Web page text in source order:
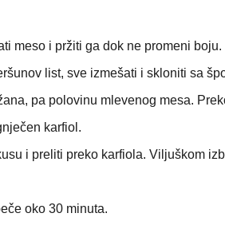
meso i pržiti ga dok ne promeni
list, sve izmešati i skloniti sa
pa polovinu mlevenog mesa.
karfiol.
i preliti preko karfiola. Viljuškom
oko 30 minuta.